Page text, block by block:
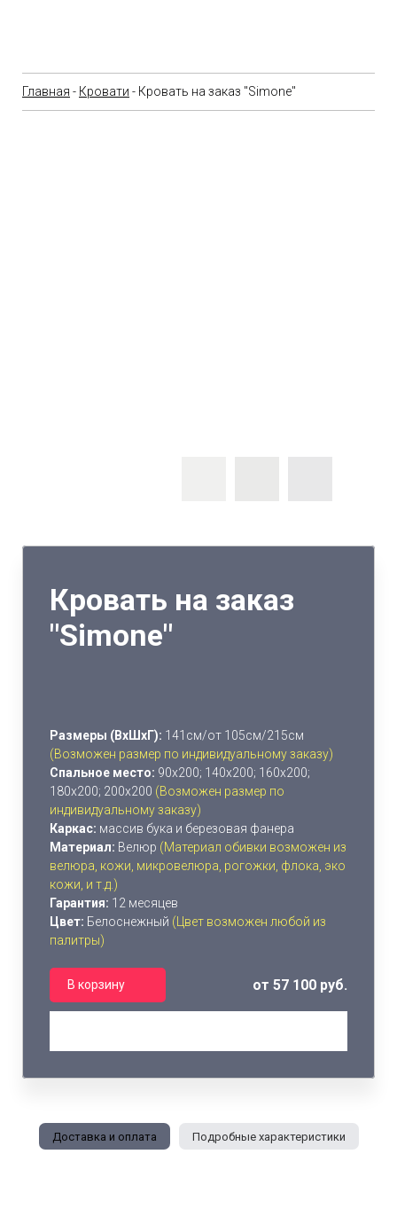
Главная - Кровати - Кровать на заказ "Simone"
Кровать на заказ
"Simone"
Размеры (ВхШхГ): 141см/от 105см/215см
(Возможен размер по индивидуальному заказу)
Спальное место: 90х200; 140х200; 160х200;
180х200; 200х200 (Возможен размер по
индивидуальному заказу)
Каркас: массив бука и березовая фанера
Материал: Велюр (Материал обивки возможен из
велюра, кожи, микровелюра, рогожки, флока, эко
кожи, и т.д.)
Гарантия: 12 месяцев
Цвет: Белоснежный (Цвет возможен любой из
палитры)
В корзину от 57 100 руб.
Доставка и оплата Подробные характеристики